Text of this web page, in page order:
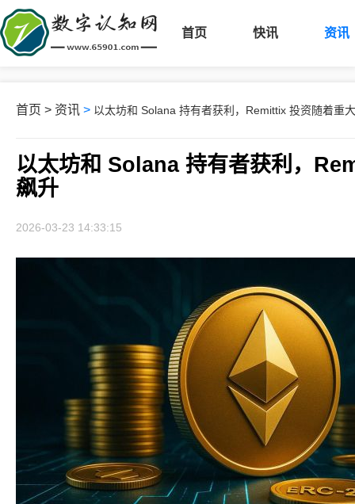
首页 快讯 资讯
首页 > 资讯 > 以太坊和 Solana 持有者获利，Remittix 投资随着重
以太坊和 Solana 持有者获利，
飙升
2026-03-23 14:33:15